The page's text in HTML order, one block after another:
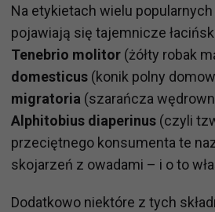
Na etykietach wielu
pojawiają się tajemnicze
Tenebrio molitor (żółty robak
domesticus (konik polny
migratoria (szarańcza
Alphitobius diaperinus (czyli
przeciętnego konsumenta te
skojarzeń z owadami – i o to
Dodatkowo niektóre z tych